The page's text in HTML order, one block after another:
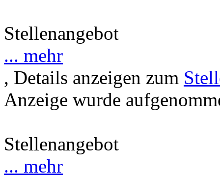
Stellenangebot
... mehr
, Details anzeigen zum
Anzeige wurde
Stellenangebot
... mehr